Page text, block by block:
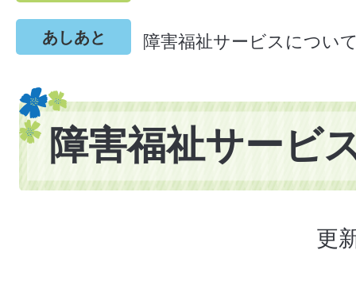
あしあと 障害福祉サービスについ
障害福祉サービ
更